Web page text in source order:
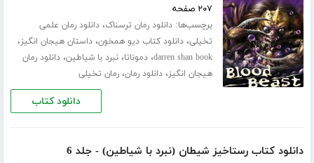
۲۰۷ صفحه
برچسب‌ها:دانلود رمان ترسناک،دانلود رمان علمی
تخیلی،دانلود کتاب دیو همخون،داستان هیجان انگیز،
darren shan book،دموناتا،نبرد با شیاطین،دانلود رمان
هیجان انگیز،دانلود رمان،رمان تخیلی
دانلود کتاب
دانلود کتاب رستاخیز شیطان (نبرد با شیاطین) - جلد 6